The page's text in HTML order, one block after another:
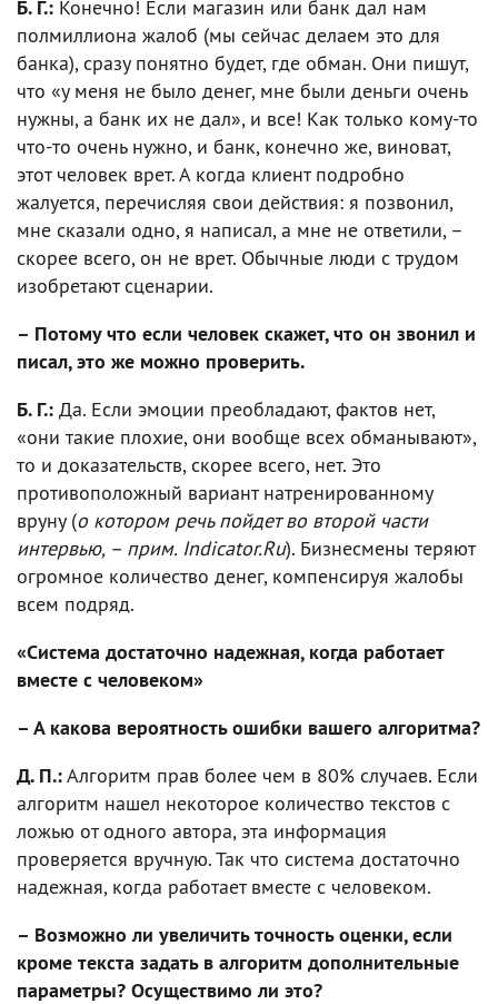
Б. Г.: Конечно! Если магазин или банк дал нам
полмиллиона жалоб (мы сейчас делаем это для
банка), сразу понятно будет, где обман. Они пишут,
что «у меня не было денег, мне были деньги очень
нужны, а банк их не дал», и все! Как только кому-то
что-то очень нужно, и банк, конечно же, виноват,
этот человек врет. А когда клиент подробно
жалуется, перечисляя свои действия: я позвонил,
мне сказали одно, я написал, а мне не ответили, –
скорее всего, он не врет. Обычные люди с трудом
изобретают сценарии.
– Потому что если человек скажет, что он звонил и
писал, это же можно проверить.
Б. Г.: Да. Если эмоции преобладают, фактов нет,
«они такие плохие, они вообще всех обманывают»,
то и доказательств, скорее всего, нет. Это
противоположный вариант натренированному
вруну (о котором речь пойдет во второй части
интервью, – прим. Indicator.Ru). Бизнесмены теряют
огромное количество денег, компенсируя жалобы
всем подряд.
«Система достаточно надежная, когда работает
вместе с человеком»
– А какова вероятность ошибки вашего алгоритма?
Д. П.:Алгоритм прав более чем в 80% случаев. Если
алгоритм нашел некоторое количество текстов с
ложью от одного автора, эта информация
проверяется вручную. Так что система достаточно
надежная, когда работает вместе с человеком.
– Возможно ли увеличить точность оценки, если
кроме текста задать в алгоритм дополнительные
параметры? Осуществимо ли это?